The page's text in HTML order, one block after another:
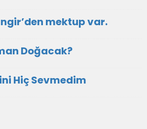
mektup var.
Doğacak?
Hiç Sevmedim